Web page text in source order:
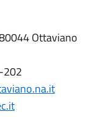
Ottaviano